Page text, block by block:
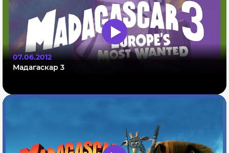
07.06.2012
Мадагаскар 3